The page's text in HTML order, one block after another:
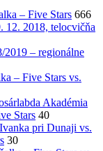
– Five Stars 666
12. 2018, telocvičňa
– regionálne
– Five Stars vs.
Akadémia
Stars 40
pri Dunaji vs.
30